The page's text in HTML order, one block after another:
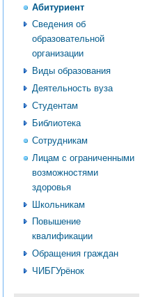
Абитуриент
Сведения об
образовательной
организации
Виды образования
Деятельность вуза
Студентам
Библиотека
Сотрудникам
Лицам с ограниченными
возможностями
здоровья
Школьникам
Повышение
квалификации
Обращения граждан
ЧИБГУрёнок